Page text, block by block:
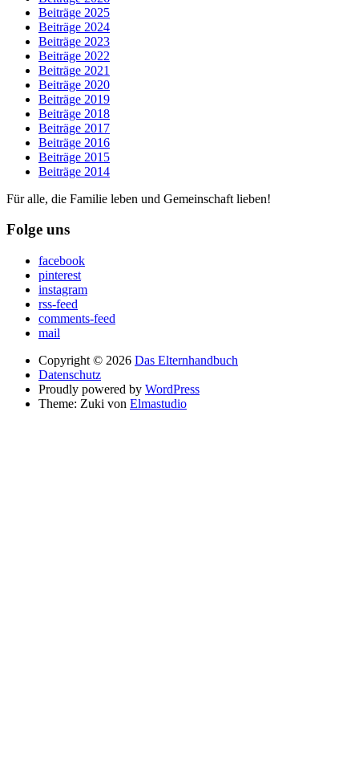
Beiträge 2025
Beiträge 2024
Beiträge 2023
Beiträge 2022
Beiträge 2021
Beiträge 2020
Beiträge 2019
Beiträge 2018
Beiträge 2017
Beiträge 2016
Beiträge 2015
Beiträge 2014
Für alle, die Familie leben und Gemeinschaft lieben!
Folge uns
facebook
pinterest
instagram
rss-feed
comments-feed
mail
Copyright © 2026 Das Elternhandbuch
Datenschutz
Proudly powered by WordPress
Theme: Zuki von Elmastudio